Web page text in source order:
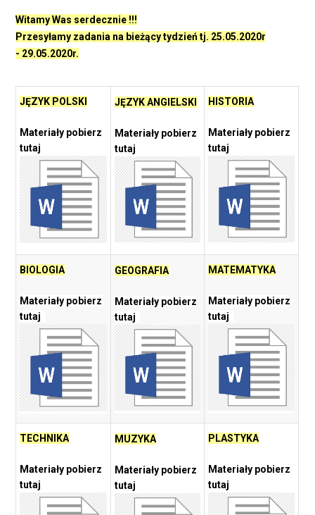
Witamy Was serdecznie !!!
Przesyłamy zadania na bieżący tydzień tj. 25.05.2020r
- 29.05.2020r.
JĘZYK POLSKI
Materiały pobierz
tutaj
JĘZYK ANGIELSKI
Materiały pobierz
tutaj
HISTORIA
Materiały pobierz
tutaj
BIOLOGIA
Materiały pobierz
tutaj
GEOGRAFIA
Materiały pobierz
tutaj
MATEMATYKA
Materiały pobierz
tutaj
TECHNIKA
Materiały pobierz
tutaj
MUZYKA
Materiały pobierz
tutaj
PLASTYKA
Materiały pobierz
tutaj